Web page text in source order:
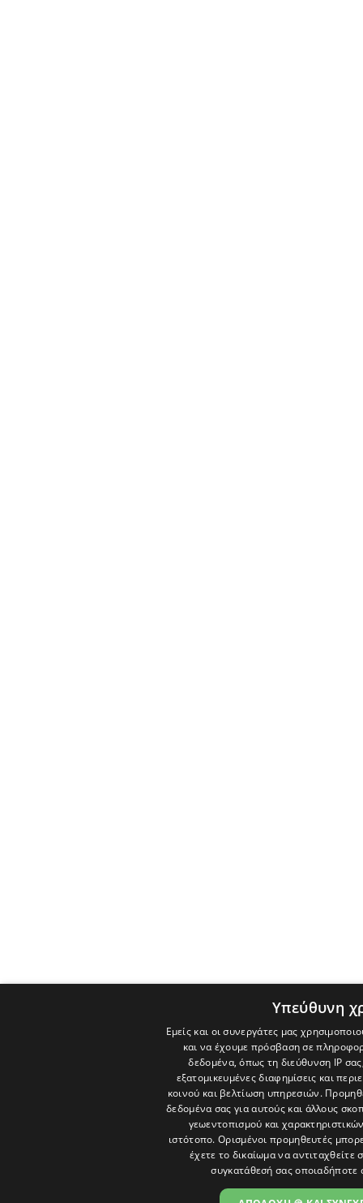
Υπεύθυνη
Εμείς και οι συνεργάτες μας
και να έχουμε πρόσβαση σε
δεδομένα, όπως τη διεύθυνση IP
εξατομικευμένες διαφημίσεις και
κοινού και βελτίωση υπηρεσιών.
δεδομένα σας για αυτούς και άλλους
γεωεντοπισμού και
ιστότοπο. Ορισμένοι προμηθευτές
έχετε το δικαίωμα να αντιταχθείτε
συγκατάθεσή σας οποιαδήποτε